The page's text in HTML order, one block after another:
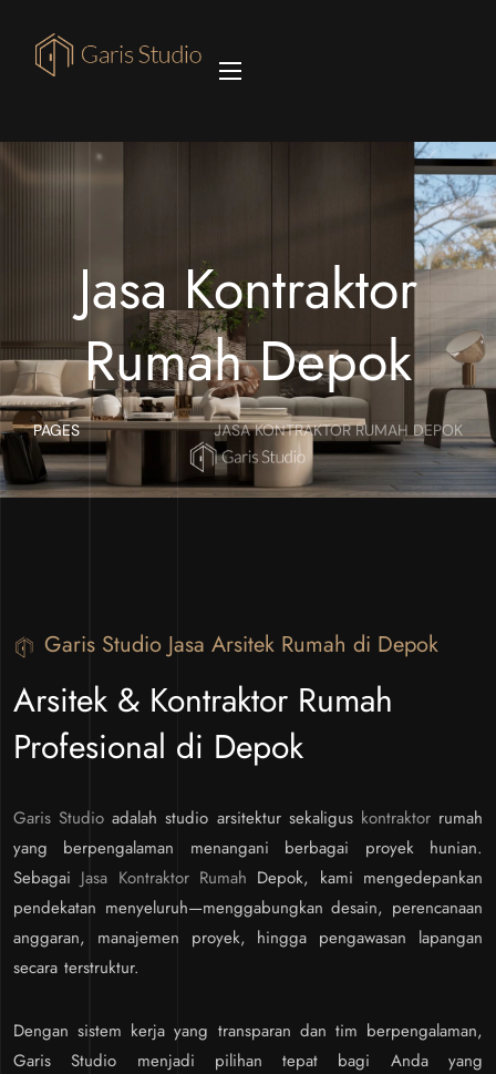
Jasa Kontraktor
Rumah Depok
PAGES JASA KONTRAKTOR RUMAH DEPOK
Garis Studio Jasa Arsitek Rumah di Depok
Arsitek & Kontraktor Rumah
Profesional di Depok
Garis Studio adalah studio arsitektur sekaligus kontraktorrumah
yang berpengalaman menangani berbagai proyek hunian.
Sebagai Jasa Kontraktor Rumah Depok, kami mengedepankan
pendekatan menyeluruh—menggabungkan desain, perencanaan
anggaran, manajemen proyek, hingga pengawasan lapangan
secara terstruktur.
Dengan sistem kerja yang transparan dan tim berpengalaman,
Garis Studio menjadi pilihan tepat bagi Anda yang